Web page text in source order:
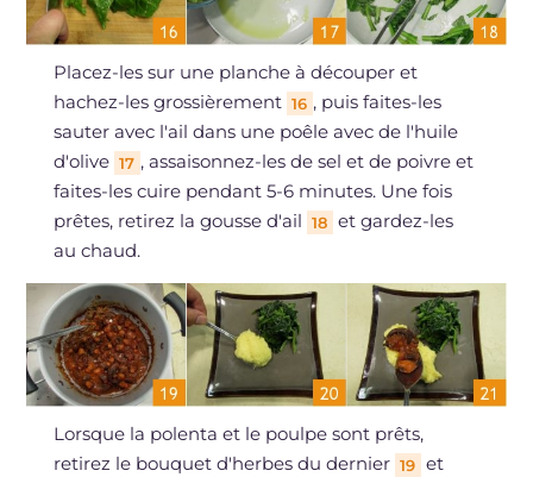
Placez-les sur une planche à découper et
hachez-les grossièrement 16 , puis faites-les
sauter avec l'ail dans une poêle avec de l'huile
d'olive 17 , assaisonnez-les de sel et de poivre et
faites-les cuire pendant 5-6 minutes. Une fois
prêtes, retirez la gousse d'ail 18 et gardez-les
au chaud.
Lorsque la polenta et le poulpe sont prêts,
retirez le bouquet d'herbes du dernier 19 et